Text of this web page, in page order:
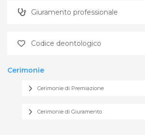
Giuramento professionale
Codice deontologico
Cerimonie
Cerimonie di Premiazione
Cerimonie di Giuramento